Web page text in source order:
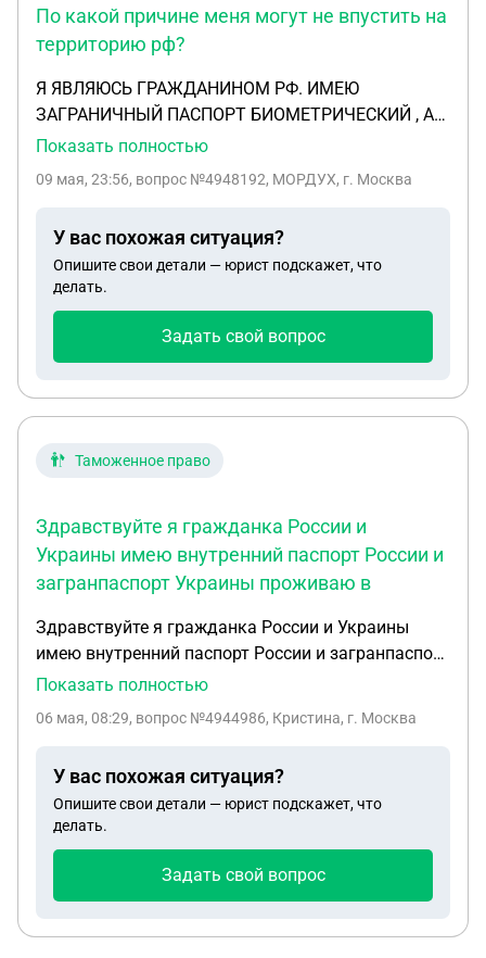
когда действовал закон о планке призывного
возраста в 27 лет. Насколько я понимаю у закона
основание этого военный билет и быть
зачисленным в запас или меня призовут на
срочную службу, так как я не состоял на
воинском учёте на момент изменений возраста
По какой причине меня могут не впустить на
территорию рф?
Я ЯВЛЯЮСЬ ГРАЖДАНИНОМ РФ. ИМЕЮ
ЗАГРАНИЧНЫЙ ПАСПОРТ БИОМЕТРИЧЕСКИЙ , А
ТАК ЖЕ ДЕЙСТВУЮЩИЙ ВНУТРЕННИЙ ПАСПОРТ
ЯВЛЯЮЩЕЙСЯ МОЕЙ СОБСТВЕННОСТЬЮ. ПО
ТЕРРИТОРИЮ РФ ?СПАСИБО!
Показать полностью
09 мая, 23:56, вопрос №4948192, МОРДУХ, г. Москва
У вас похожая ситуация?
Опишите свои детали — юрист подскажет, что
делать.
Задать свой вопрос
Таможенное право
Здравствуйте я гражданка России и
Украины имею внутренний паспорт России и
загранпаспорт Украины проживаю в
Здравствуйте я гражданка России и Украины
имею внутренний паспорт России и загранпаспорт
Украины проживаю в Европе, с этими
и все было хорошо, пока не поехала на границу
оформили административное нарушение, и
пограничники сказали что пока я не сделаю
загранпаспорт меня не на какой границы не
сделать загранпаспорт. Вопрос меня могут не
внутренему посторту России на пункте пропуска
Показать полностью
06 мая, 08:29, вопрос №4944986, Кристина, г. Москва
У вас похожая ситуация?
Опишите свои детали — юрист подскажет, что
делать.
Задать свой вопрос